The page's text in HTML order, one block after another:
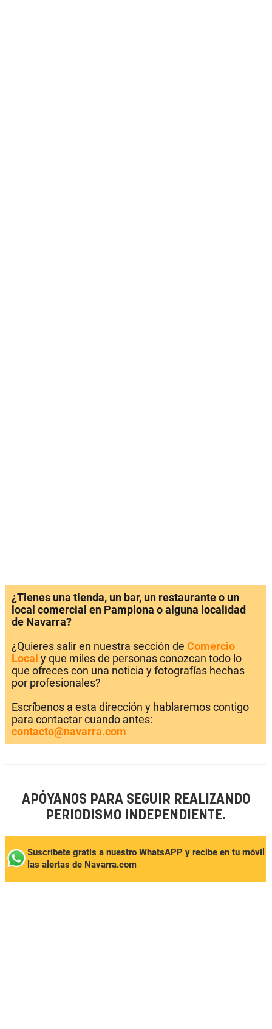
¿Tienes una tienda, un bar, un restaurante o un
local comercial en Pamplona o alguna localidad
de Navarra?
¿Quieres salir en nuestra sección de Comercio
Local y que miles de personas conozcan todo lo
que ofreces con una noticia y fotografías hechas
por profesionales?
Escríbenos a esta dirección y hablaremos contigo
para contactar cuando antes:
contacto@navarra.com
APÓYANOS PARA SEGUIR REALIZANDO
PERIODISMO INDEPENDIENTE.
Suscríbete gratis a nuestro WhatsAPP y recibe en tu móvil
las alertas de Navarra.com